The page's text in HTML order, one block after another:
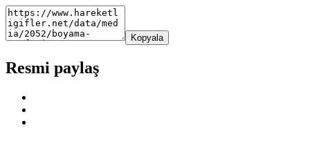
Kopyala
Resmi paylaş